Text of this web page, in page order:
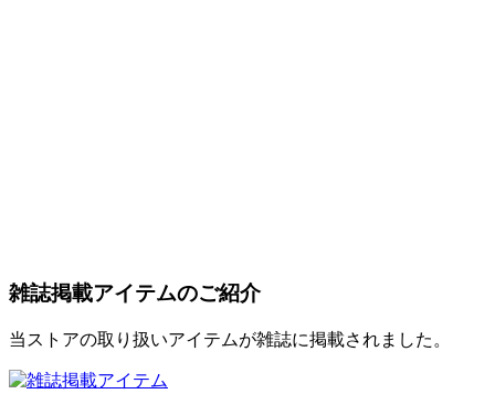
雑誌掲載アイテムのご紹介
当ストアの取り扱いアイテムが雑誌に掲載されました。